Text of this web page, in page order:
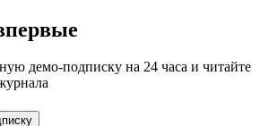
демо-подписку на 24 часа и читайте